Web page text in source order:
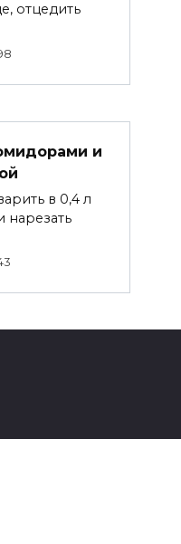
отцедить
и
в 0,4 л
нарезать